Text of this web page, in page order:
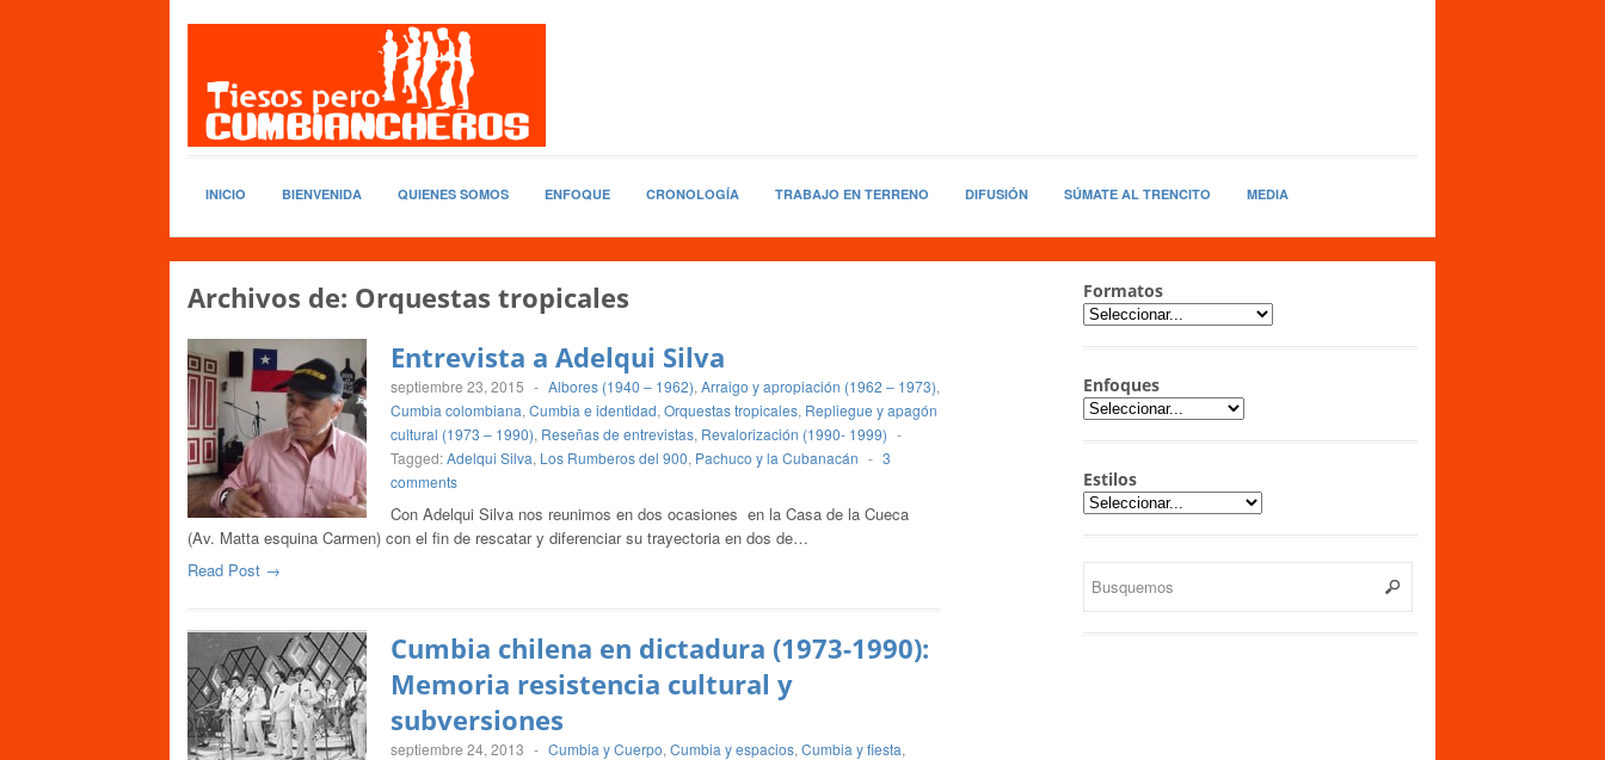
INICIO BIENVENIDA QUIENES SOMOS ENFOQUE CRONOLOGÍA TRABAJO EN TERRENO DIFUSIÓN SÚMATE AL TRENCITO MEDIA
Archivos de: Orquestas tropicales
Entrevista a Adelqui Silva
septiembre 23, 2015 - Albores (1940 – 1962), Arraigo y apropiación (1962 – 1973),
Cumbia colombiana, Cumbia e identidad, Orquestas tropicales, Repliegue y apagón
cultural (1973 – 1990), Reseñas de entrevistas, Revalorización (1990- 1999) -
Tagged:Adelqui Silva, Los Rumberos del 900, Pachuco y la Cubanacán - 3
comments
Con Adelqui Silva nos reunimos en dos ocasiones en la Casa de la Cueca
(Av. Matta esquina Carmen) con el fin de rescatar y diferenciar su trayectoria en dos de…
Read Post →
Cumbia chilena en dictadura (1973-1990):
Memoria resistencia cultural y
subversiones
septiembre 24, 2013 - Cumbia y Cuerpo, Cumbia y espacios, Cumbia y fiesta,
Formatos
Enfoques
Estilos